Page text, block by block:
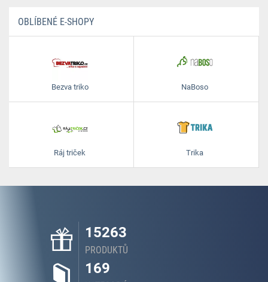
OBLÍBENÉ E-SHOPY
Bezva triko NaBoso
Ráj triček Trika
15263
PRODUKTŮ
169